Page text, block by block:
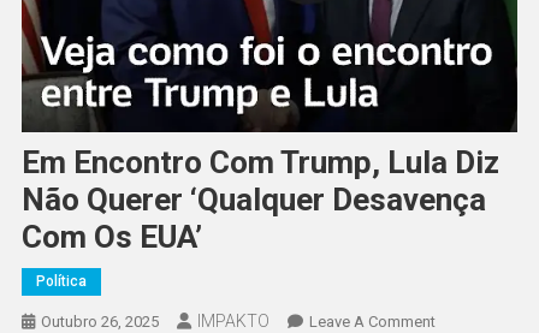
Em Encontro Com Trump, Lula Diz
Não Querer ‘qualquer Desavença
Com Os EUA’
Política
Outubro 26, 2025 IMPAKTO Leave A CommentOn